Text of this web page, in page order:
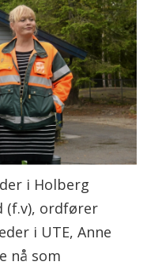
i Holberg
(f.v), ordfører
i UTE, Anne
nå som